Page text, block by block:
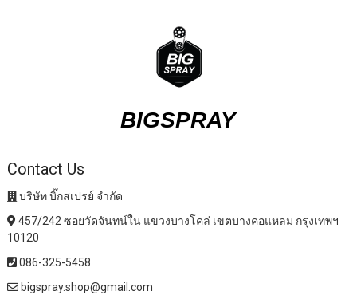
BIGSPRAY
Contact Us
บริษัท บิ๊กสเปรย์ จำกัด
457/242 ซอยวัดจันทน์ใน แขวงบางโคล่ เขตบางคอแหลม กรุงเทพฯ
10120
086-325-5458
bigspray.shop@gmail.com